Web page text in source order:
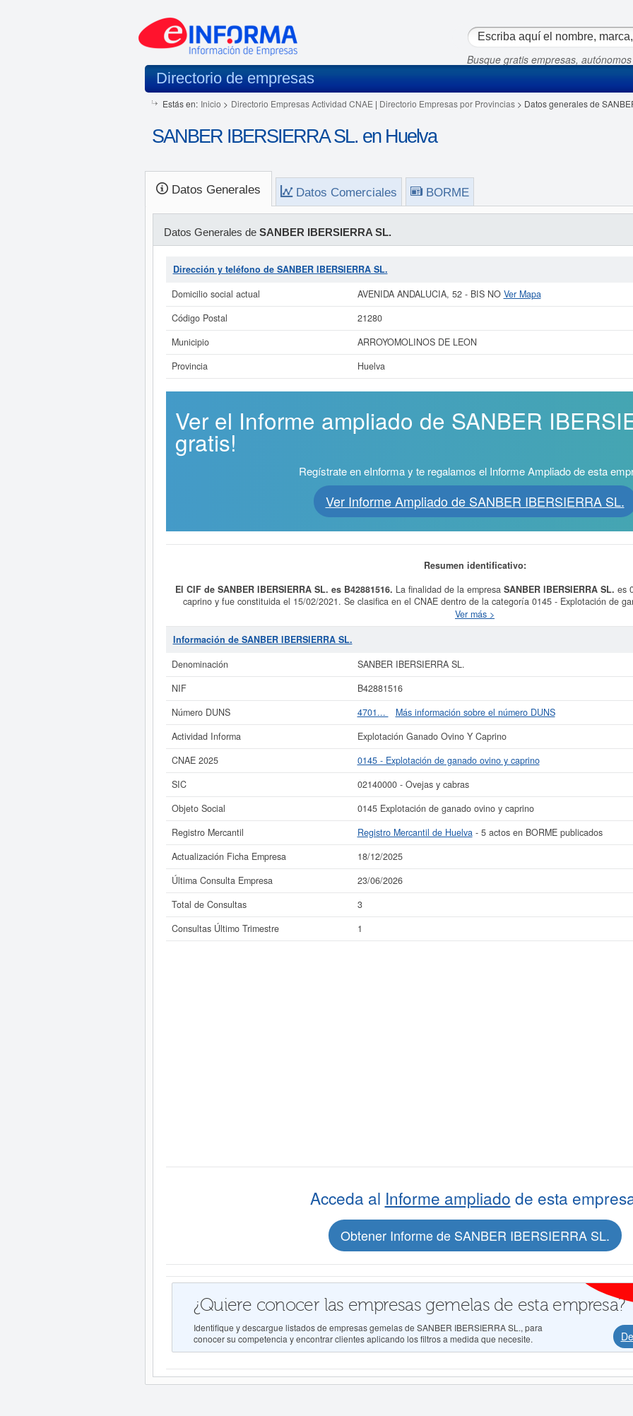
Busque gratis empresas,
Directorio de empresas
Estás en: Inicio > Directorio Empresas Actividad CNAE | Directorio Empresas por Provincias> Datos generales de
SANBER IBERSIERRA SL. en Huelva
Datos Generales Datos Comerciales BORME
Datos Generales de SANBER IBERSIERRA SL.
Dirección y teléfono de SANBER IBERSIERRA SL.
Domicilio social actual
AVENIDA ANDALUCIA, 52 - BIS NO Ver Mapa
Código Postal
21280
Municipio
ARROYOMOLINOS DE LEON
Provincia
Huelva
Ver el Informe ampliado de SANBER
gratis!
Regístrate en eInforma y te regalamos el Informe Ampliado de esta
Ver Informe Ampliado de SANBER IBERSIERRA SL.
Resumen identificativo:
El CIF de SANBER IBERSIERRA SL. es B42881516. La finalidad de la empresa SANBER IBERSIERRA SL. es
caprino y fue constituida el 15/02/2021. Se clasifica en el CNAE dentro de la categoría 0145 - Explotación de
se clasifica dentro del Sistema Internacional de Clasificación en la actividad
consultas en eInforma. La última consulta se ha producido el 23/06/2026. Para saber a qué tipo de
similares, puede hacerlo desde esta misma web.
Si está interesado en conocer más datos de la empresa SANBER IBERSIERRA SL. puede
SANBER IBERSIERRA SL. y consultar los resultados de sus años de actividad, así como los balances y
La última actualización del informe de empresa se ha realizado el 18/12/2025.
Ver más >
Información de SANBER IBERSIERRA SL.
Denominación
SANBER IBERSIERRA SL.
NIF
B42881516
Número DUNS
4701...
Más información sobre el número DUNS
Actividad Informa
Explotación Ganado Ovino Y Caprino
CNAE 2025
0145 - Explotación de ganado ovino y caprino
SIC
02140000 - Ovejas y cabras
Objeto Social
0145 Explotación de ganado ovino y caprino
Registro Mercantil
Registro Mercantil de Huelva- 5 actos en BORME publicados
Actualización Ficha Empresa
18/12/2025
Última Consulta Empresa
23/06/2026
Total de Consultas
3
Consultas Último Trimestre
1
Acceda al Informe ampliado de esta
Obtener Informe de SANBER IBERSIERRA SL.
¿Quiere conocer las empresas gemelas de esta empresa?
Identifique y descargue listados de empresas gemelas de SANBER IBERSIERRA SL., para
conocer su competencia y encontrar clientes aplicando los filtros a medida que necesite.